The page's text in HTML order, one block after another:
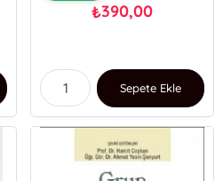
₺390,00
Sepete Ekle